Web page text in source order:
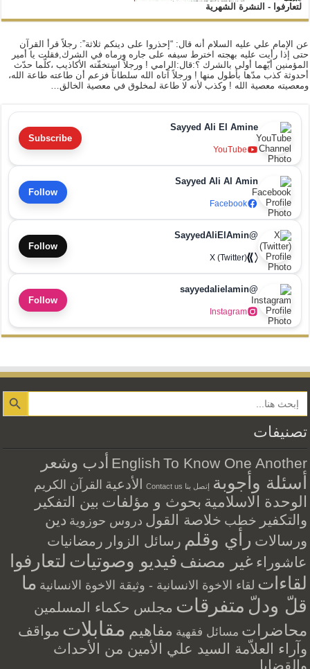
لتعارفوا - النشرة الشهرية
عن الإمام علي عليه السلام أنه قال: “إحذروا على دينكم ثلاثة”: رجلاً قرأ القرآن
حتى إذا رأيت عليه بهجته اخترط سيفه على جاره ورماه في الشرك,فقلت يا أمير
المؤمنين أيّهما أولى بالشرك ؟:قال:الرامي ! ورجلاً استخفّته الأكاذيب ،كلّما حدّث
أحدوثة كذب مدّها بأطول منها ! ورجلاً آتاه الله سلطاناً فزعم أن طاعته طاعة الله،
ومعصيته معصية الله ! وكذب لأنه لا طاعة لمخلوق في معصية الخالق…
Sayyed Ali El Amine
YouTube
Subscribe
Sayyed Ali Al Amin
Facebook
Follow
@SayyedAliElAmin
X (Twitter)
Follow
@sayyedalielamin
Instagram
Follow
Search Button
تصنيفات
English To Know One Another أدب وشعر
أسئلة وأجوبة إتصل بنا Contact us الأدعية القرآن الكريم
الوحدة الاسلامية بحوث و مؤلفات بين التفكير
والتكفير خطب خلاصة القول دروس حوزوية دين
ورسالات رأي وقلم رسائل الزوار رمضانيات
عاشوراء غير مصنف فيديو وصوتيات لتعارفوا
لقاءات لقاء الاخوة الانسانية - وثيقة الاخوة الانسانية ما
قلّ ودلّ متفرقات مجلس حكماء المسلمين
محاضرات مسائل فقهية مفاهيم مقابلات مواقف
وآراء العلاّمة السيد علي الأمين من الأحداث
والقضايا